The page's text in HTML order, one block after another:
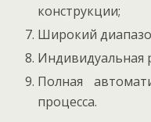
конструкции;
Широкий
Индивидуальная
Полная
процесса.